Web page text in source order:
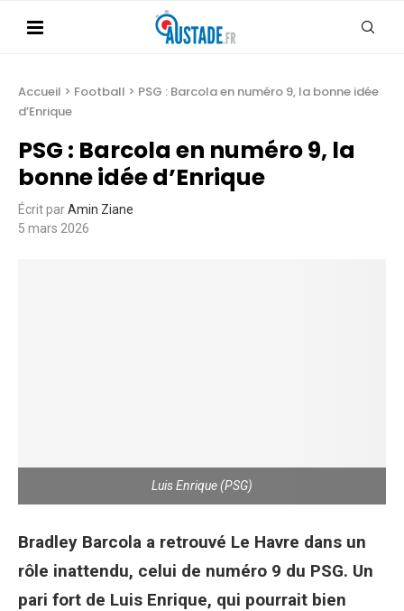
Accueil > Football > PSG : Barcola en numéro 9, la bonne idée
d’Enrique
PSG : Barcola en numéro 9, la
bonne idée d’Enrique
Écrit parAmin Ziane
5 mars 2026
Luis Enrique (PSG)
Bradley Barcola a retrouvé Le Havre dans un
rôle inattendu, celui de numéro 9 du PSG. Un
pari fort de Luis Enrique, qui pourrait bien